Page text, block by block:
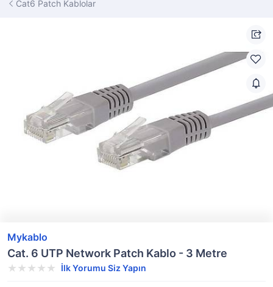
Cat6 Patch Kablolar
Mykablo
Cat. 6 UTP Network Patch Kablo - 3 Metre
İlk Yorumu Siz Yapın